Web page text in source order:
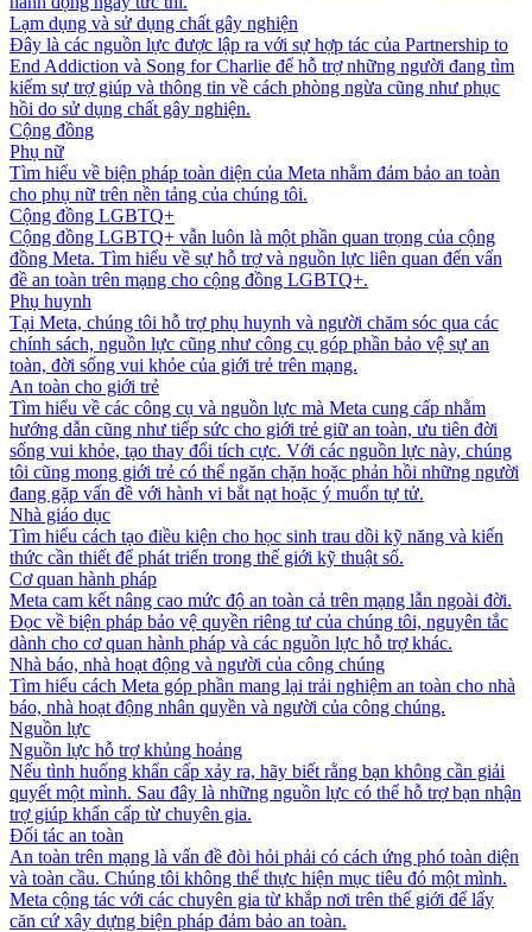
Lạm dụng và sử dụng chất gây nghiện
Đây là các nguồn lực được lập ra với sự hợp tác của Partnership to
End Addiction và Song for Charlie để hỗ trợ những người đang tìm
kiếm sự trợ giúp và thông tin về cách phòng ngừa cũng như phục
hồi do sử dụng chất gây nghiện.
Cộng đồng
Phụ nữ
Tìm hiểu về biện pháp toàn diện của Meta nhằm đảm bảo an toàn
cho phụ nữ trên nền tảng của chúng tôi.
Cộng đồng LGBTQ+
Cộng đồng LGBTQ+ vẫn luôn là một phần quan trọng của cộng
đồng Meta. Tìm hiểu về sự hỗ trợ và nguồn lực liên quan đến vấn
đề an toàn trên mạng cho cộng đồng LGBTQ+.
Phụ huynh
Tại Meta, chúng tôi hỗ trợ phụ huynh và người chăm sóc qua các
chính sách, nguồn lực cũng như công cụ góp phần bảo vệ sự an
toàn, đời sống vui khỏe của giới trẻ trên mạng.
An toàn cho giới trẻ
Tìm hiểu về các công cụ và nguồn lực mà Meta cung cấp nhằm
hướng dẫn cũng như tiếp sức cho giới trẻ giữ an toàn, ưu tiên đời
sống vui khỏe, tạo thay đổi tích cực. Với các nguồn lực này, chúng
tôi cũng mong giới trẻ có thể ngăn chặn hoặc phản hồi những người
đang gặp vấn đề với hành vi bắt nạt hoặc ý muốn tự tử.
Nhà giáo dục
Tìm hiểu cách tạo điều kiện cho học sinh trau dồi kỹ năng và kiến
thức cần thiết để phát triển trong thế giới kỹ thuật số.
Cơ quan hành pháp
Meta cam kết nâng cao mức độ an toàn cả trên mạng lẫn ngoài đời.
Đọc về biện pháp bảo vệ quyền riêng tư của chúng tôi, nguyên tắc
dành cho cơ quan hành pháp và các nguồn lực hỗ trợ khác.
Nhà báo, nhà hoạt động và người của công chúng
Tìm hiểu cách Meta góp phần mang lại trải nghiệm an toàn cho nhà
báo, nhà hoạt động nhân quyền và người của công chúng.
Nguồn lực
Nguồn lực hỗ trợ khủng hoảng
Nếu tình huống khẩn cấp xảy ra, hãy biết rằng bạn không cần giải
quyết một mình. Sau đây là những nguồn lực có thể hỗ trợ bạn nhận
trợ giúp khẩn cấp từ chuyên gia.
Đối tác an toàn
An toàn trên mạng là vấn đề đòi hỏi phải có cách ứng phó toàn diện
và toàn cầu. Chúng tôi không thể thực hiện mục tiêu đó một mình.
Meta cộng tác với các chuyên gia từ khắp nơi trên thế giới để lấy
căn cứ xây dựng biện pháp đảm bảo an toàn.